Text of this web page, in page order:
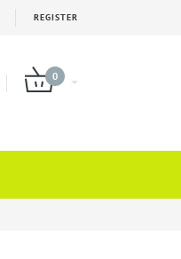
REGISTER
0